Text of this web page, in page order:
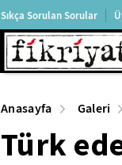
Sıkça Sorulan Sorular
Anasayfa Galeri
Türk